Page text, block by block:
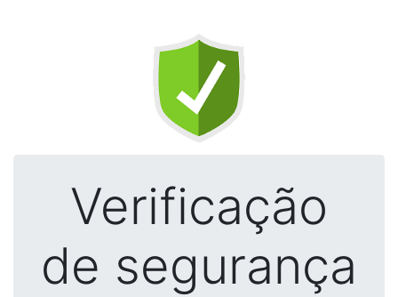
Verificação
de segurança